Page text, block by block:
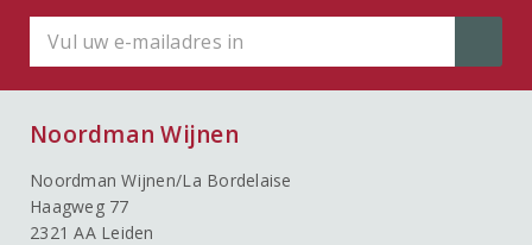
Noordman Wijnen
Noordman Wijnen/La Bordelaise
Haagweg 77
2321 AA Leiden